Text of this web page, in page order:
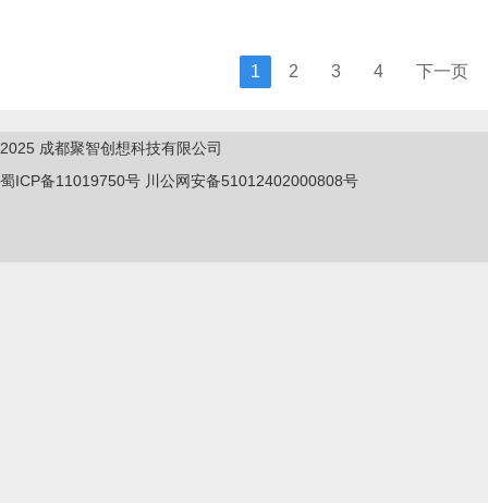
1 2 3 4 下一页
2025 成都聚智创想科技有限公司
蜀ICP备11019750号 川公网安备51012402000808号